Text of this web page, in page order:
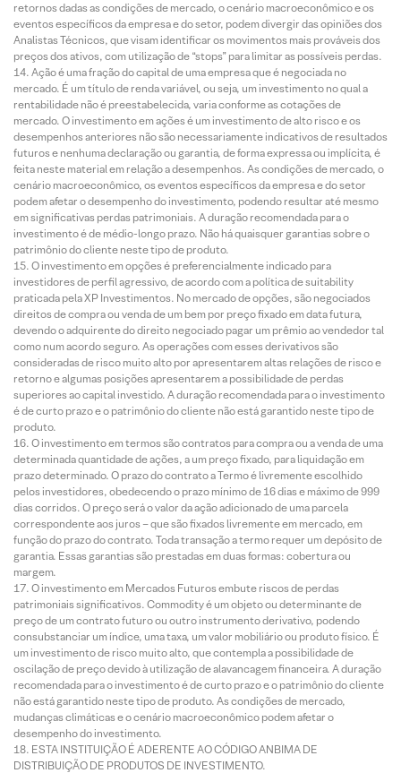
retornos dadas as condições de mercado, o cenário macroeconômico e os
eventos específicos da empresa e do setor, podem divergir das opiniões dos
Analistas Técnicos, que visam identificar os movimentos mais prováveis dos
preços dos ativos, com utilização de “stops” para limitar as possíveis perdas.
Ação é uma fração do capital de uma empresa que é negociada no
mercado. É um título de renda variável, ou seja, um investimento no qual a
rentabilidade não é preestabelecida, varia conforme as cotações de
mercado. O investimento em ações é um investimento de alto risco e os
desempenhos anteriores não são necessariamente indicativos de resultados
futuros e nenhuma declaração ou garantia, de forma expressa ou implícita, é
feita neste material em relação a desempenhos. As condições de mercado, o
cenário macroeconômico, os eventos específicos da empresa e do setor
podem afetar o desempenho do investimento, podendo resultar até mesmo
em significativas perdas patrimoniais. A duração recomendada para o
investimento é de médio-longo prazo. Não há quaisquer garantias sobre o
patrimônio do cliente neste tipo de produto.
O investimento em opções é preferencialmente indicado para
investidores de perfil agressivo, de acordo com a política de suitability
praticada pela XP Investimentos. No mercado de opções, são negociados
direitos de compra ou venda de um bem por preço fixado em data futura,
devendo o adquirente do direito negociado pagar um prêmio ao vendedor tal
como num acordo seguro. As operações com esses derivativos são
consideradas de risco muito alto por apresentarem altas relações de risco e
retorno e algumas posições apresentarem a possibilidade de perdas
superiores ao capital investido. A duração recomendada para o investimento
é de curto prazo e o patrimônio do cliente não está garantido neste tipo de
produto.
O investimento em termos são contratos para compra ou a venda de uma
determinada quantidade de ações, a um preço fixado, para liquidação em
prazo determinado. O prazo do contrato a Termo é livremente escolhido
pelos investidores, obedecendo o prazo mínimo de 16 dias e máximo de 999
dias corridos. O preço será o valor da ação adicionado de uma parcela
correspondente aos juros – que são fixados livremente em mercado, em
função do prazo do contrato. Toda transação a termo requer um depósito de
garantia. Essas garantias são prestadas em duas formas: cobertura ou
margem.
O investimento em Mercados Futuros embute riscos de perdas
patrimoniais significativos. Commodity é um objeto ou determinante de
preço de um contrato futuro ou outro instrumento derivativo, podendo
consubstanciar um índice, uma taxa, um valor mobiliário ou produto físico. É
um investimento de risco muito alto, que contempla a possibilidade de
oscilação de preço devido à utilização de alavancagem financeira. A duração
recomendada para o investimento é de curto prazo e o patrimônio do cliente
não está garantido neste tipo de produto. As condições de mercado,
mudanças climáticas e o cenário macroeconômico podem afetar o
desempenho do investimento.
ESTA INSTITUIÇÃO É ADERENTE AO CÓDIGO ANBIMA DE
DISTRIBUIÇÃO DE PRODUTOS DE INVESTIMENTO.